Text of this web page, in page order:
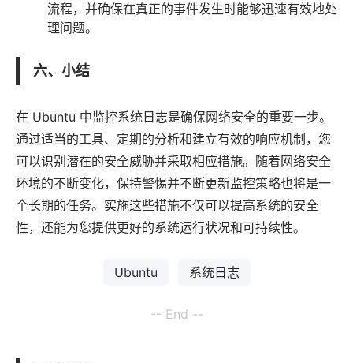
流程，并确保在真正的事件发生时能够迅速有效地处
理问题。
六、小结
在 Ubuntu 中监控系统日志是确保网络安全的重要一步。
通过适当的工具、定期的分析和建立有效的响应机制，您
可以识别潜在的安全威胁并采取相应措施。随着网络安全
环境的不断变化，保持警惕并不断更新监控策略也将是一
个长期的任务。实施这些措施不仅可以提高系统的安全
性，还能为您提供更好的系统运行状况和可持续性。
Ubuntu 系统日志
-- End --